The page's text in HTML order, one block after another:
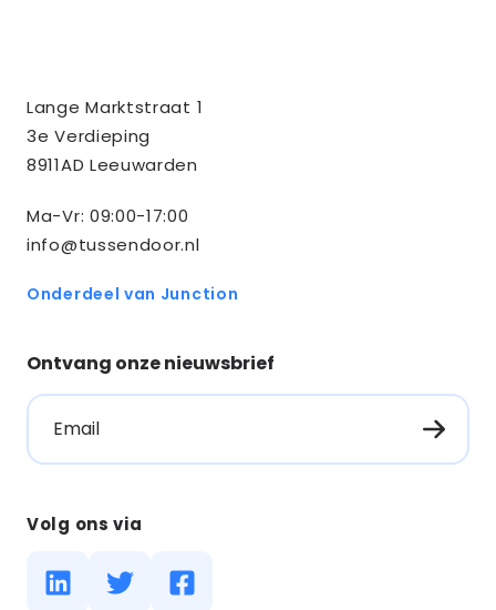
informatie
Lange Marktstraat 1
3e Verdieping
8911AD Leeuwarden
Ma-Vr: 09:00-17:00
info@tussendoor.nl
Onderdeel van Junction
Ontvang onze nieuwsbrief
Email
Volg ons via